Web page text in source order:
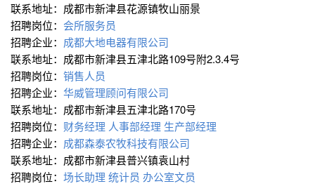
联系地址：成都市新津县花源镇牧山丽景
招聘岗位： 会所服务员
招聘企业： 成都大地电器有限公司
联系地址：成都市新津县五津北路109号附2.3.4号
招聘岗位： 销售人员
招聘企业： 华威管理顾问有限公司
联系地址：成都市新津县五津北路170号
招聘岗位： 财务经理 人事部经理 生产部经理
招聘企业： 成都森泰农牧科技有限公司
联系地址：成都市新津县普兴镇袁山村
招聘岗位： 场长助理 统计员 办公室文员